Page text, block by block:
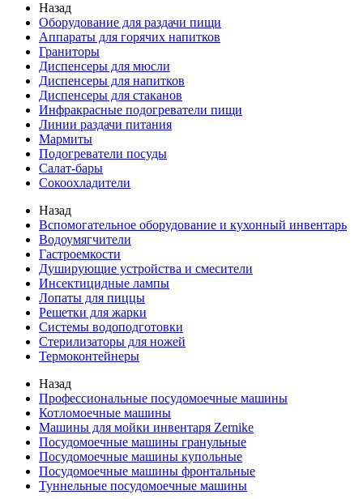
Назад
Оборудование для раздачи пищи
Аппараты для горячих напитков
Граниторы
Диспенсеры для мюсли
Диспенсеры для напитков
Диспенсеры для стаканов
Инфракрасные подогреватели пищи
Линии раздачи питания
Мармиты
Подогреватели посуды
Салат-бары
Сокоохладители
Назад
Вспомогательное оборудование и кухонный инвентарь
Водоумягчители
Гастроемкости
Душирующие устройства и смесители
Инсектицидные лампы
Лопаты для пиццы
Решетки для жарки
Системы водоподготовки
Стерилизаторы для ножей
Термоконтейнеры
Назад
Профессиональные посудомоечные машины
Котломоечные машины
Машины для мойки инвентаря Zernike
Посудомоечные машины гранульные
Посудомоечные машины купольные
Посудомоечные машины фронтальные
Туннельные посудомоечные машины